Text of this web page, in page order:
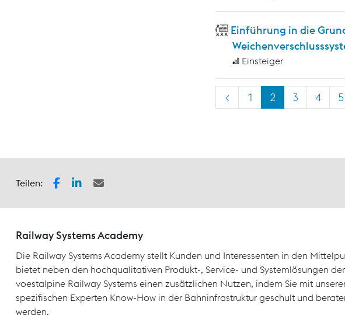
Einführung in die
Einsteiger
< 1 2 3 4 5
Teilen:
Railway Systems Academy
Die Railway Systems Academy stellt Kunden und Interessenten in den
bietet neben den hochqualitativen Produkt-, Service- und Systemlösungen der
voestalpine Railway Systems einen zusätzlichen Nutzen, indem Sie mit
spezifischen Experten Know-How in der Bahninfrastruktur geschult und
werden.